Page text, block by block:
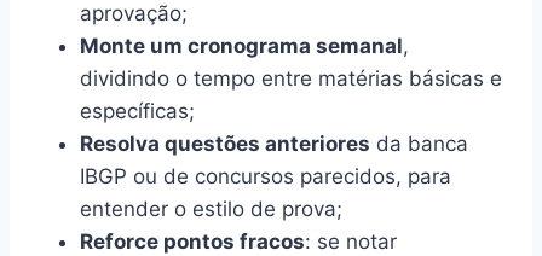
aprovação;
Monte um cronograma semanal,
dividindo o tempo entre matérias básicas e
específicas;
Resolva questões anteriores da banca
IBGP ou de concursos parecidos, para
entender o estilo de prova;
Reforce pontos fracos: se notar